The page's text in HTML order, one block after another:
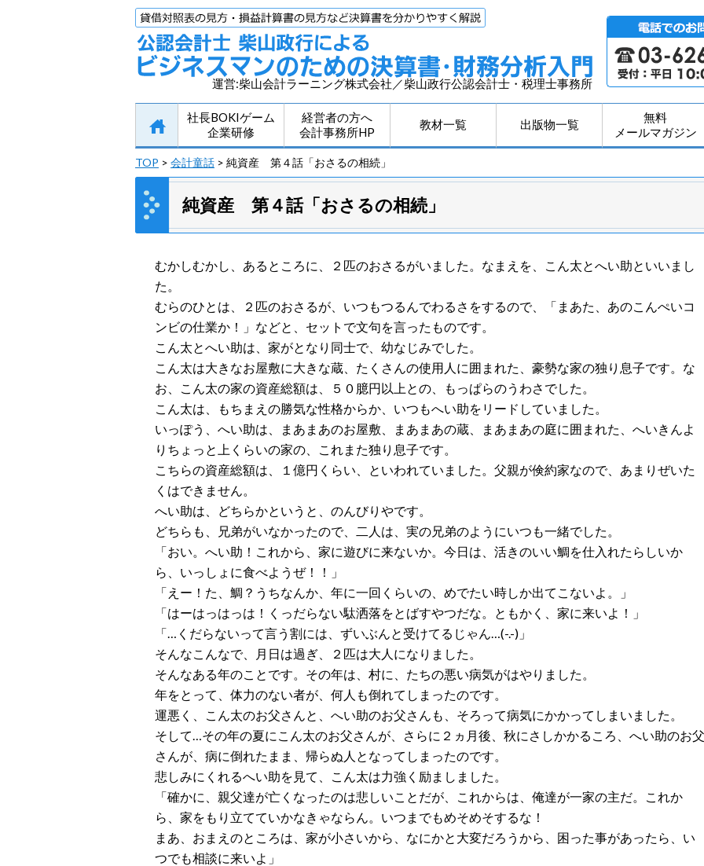
運営:柴山会計ラーニング株式会社／柴山政行公認会計士・税理士事務所
社長BOKIゲーム
企業研修
経営者の方へ
会計事務所HP
教材一覧 出版物一覧
無料
メールマガジン
TOP > 会計童話 > 純資産 第４話「おさるの相続」
純資産 第４話「おさるの相続」
むかしむかし、あるところに、２匹のおさるがいました。なまえを、こん太とへい助といいまし
た。
むらのひとは、２匹のおさるが、いつもつるんでわるさをするので、「まあた、あのこんぺいコ
ンビの仕業か！」などと、セットで文句を言ったものです。
こん太とへい助は、家がとなり同士で、幼なじみでした。
こん太は大きなお屋敷に大きな蔵、たくさんの使用人に囲まれた、豪勢な家の独り息子です。な
お、こん太の家の資産総額は、５０臆円以上との、もっぱらのうわさでした。
こん太は、もちまえの勝気な性格からか、いつもへい助をリードしていました。
いっぽう、へい助は、まあまあのお屋敷、まあまあの蔵、まあまあの庭に囲まれた、へいきんよ
りちょっと上くらいの家の、これまた独り息子です。
こちらの資産総額は、１億円くらい、といわれていました。父親が倹約家なので、あまりぜいた
くはできません。
へい助は、どちらかというと、のんびりやです。
どちらも、兄弟がいなかったので、二人は、実の兄弟のようにいつも一緒でした。
「おい。へい助！これから、家に遊びに来ないか。今日は、活きのいい鯛を仕入れたらしいか
ら、いっしょに食べようぜ！！」
「えー！た、鯛？うちなんか、年に一回くらいの、めでたい時しか出てこないよ。」
「はーはっはっは！くっだらない駄洒落をとばすやつだな。ともかく、家に来いよ！」
「…くだらないって言う割には、ずいぶんと受けてるじゃん…(-.-)」
そんなこんなで、月日は過ぎ、２匹は大人になりました。
そんなある年のことです。その年は、村に、たちの悪い病気がはやりました。
年をとって、体力のない者が、何人も倒れてしまったのです。
運悪く、こん太のお父さんと、へい助のお父さんも、そろって病気にかかってしまいました。
そして…その年の夏にこん太のお父さんが、さらに２ヵ月後、秋にさしかかるころ、へい助のお父
さんが、病に倒れたまま、帰らぬ人となってしまったのです。
悲しみにくれるへい助を見て、こん太は力強く励ましました。
「確かに、親父達が亡くなったのは悲しいことだが、これからは、俺達が一家の主だ。これか
ら、家をもり立てていかなきゃならん。いつまでもめそめそするな！
まあ、おまえのところは、家が小さいから、なにかと大変だろうから、困った事があったら、い
つでも相談に来いよ」